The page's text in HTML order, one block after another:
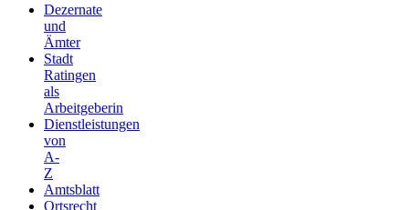
Dezernate
und
Ämter
Stadt
Ratingen
als
Arbeitgeberin
Dienstleistungen
von
A-
Z
Amtsblatt
Ortsrecht